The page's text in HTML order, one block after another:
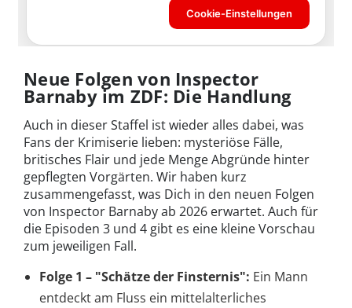
Neue Folgen von Inspector
Barnaby im ZDF: Die Handlung
Auch in dieser Staffel ist wieder alles dabei, was
Fans der Krimiserie lieben: mysteriöse Fälle,
britisches Flair und jede Menge Abgründe hinter
gepflegten Vorgärten. Wir haben kurz
zusammengefasst, was Dich in den neuen Folgen
von Inspector Barnaby ab 2026 erwartet. Auch für
die Episoden 3 und 4 gibt es eine kleine Vorschau
zum jeweiligen Fall.
Folge 1 – "Schätze der Finsternis": Ein Mann
entdeckt am Fluss ein mittelalterliches